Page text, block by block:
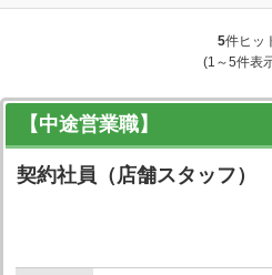
5件ヒッ
(1～5件表
【中途営業職】
契約社員（店舗スタッフ）